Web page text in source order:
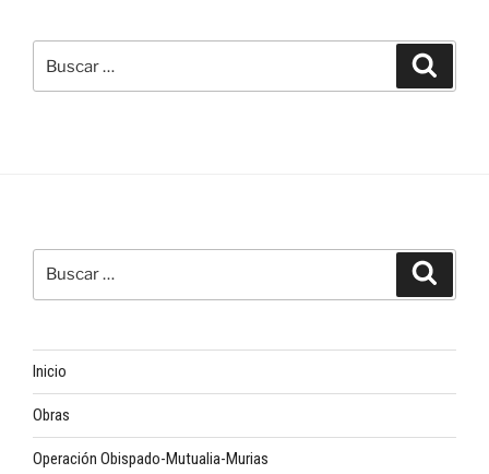
por:
Inicio
Obras
Operación Obispado-Mutualia-Murias